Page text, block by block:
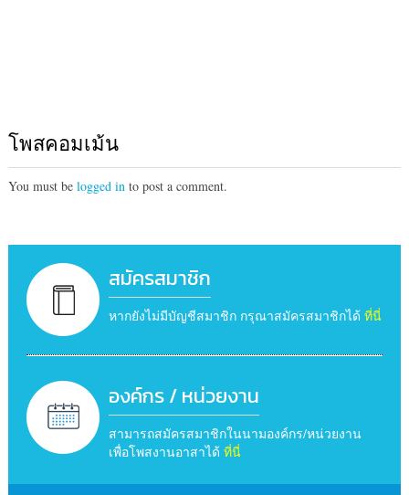
โพสคอมเม้น
You must be logged into post a comment.
สมัครสมาชิก
หากยังไม่มีบัญชีสมาชิก กรุณาสมัครสมาชิกได้ ที่นี่
องค์กร / หน่วยงาน
สามารถสมัครสมาชิกในนามองค์กร/หน่วยงาน
เพื่อโพสงานอาสาได้ ที่นี่